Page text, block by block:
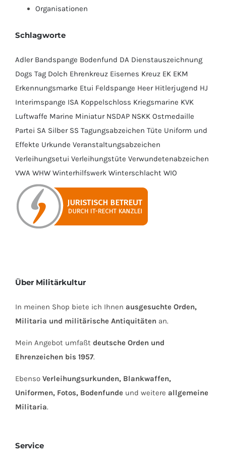
Organisationen
Schlagworte
Adler Bandspange Bodenfund DA Dienstauszeichnung
Dogs Tag Dolch Ehrenkreuz Eisernes Kreuz EK EKM
Erkennungsmarke Etui Feldspange Heer Hitlerjugend HJ
Interimspange ISA Koppelschloss Kriegsmarine KVK
Luftwaffe Marine Miniatur NSDAP NSKK Ostmedaille
Partei SA Silber SS Tagungsabzeichen Tüte Uniform und
Effekte Urkunde Veranstaltungsabzeichen
Verleihungsetui Verleihungstüte Verwundetenabzeichen
VWA WHW Winterhilfswerk Winterschlacht WIO
Über Militärkultur
In meinen Shop biete ich Ihnen ausgesuchte Orden,
Militaria und militärische Antiquitäten an.
Mein Angebot umfaßt deutsche Orden und
Ehrenzeichen bis 1957.
Ebenso Verleihungsurkunden, Blankwaffen,
Uniformen, Fotos, Bodenfunde und weitere allgemeine
Militaria.
Service